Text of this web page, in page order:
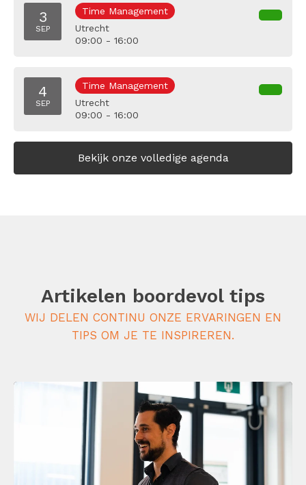
3
SEP
Time Management
Utrecht
09:00 - 16:00
4
SEP
Time Management
Utrecht
09:00 - 16:00
Bekijk onze volledige agenda
Artikelen boordevol tips
WIJ DELEN CONTINU ONZE ERVARINGEN EN
TIPS OM JE TE INSPIREREN.